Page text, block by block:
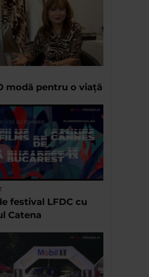
modă pentru o viață
festival LFDC cu
Catena